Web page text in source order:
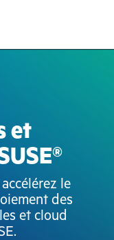
et
le
des
et cloud